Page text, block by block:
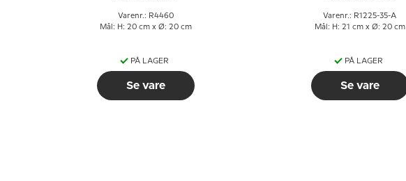
Varenr.: R4460
Mål: H: 20 cm x Ø: 20 cm
PÅ LAGER
Se vare
Varenr.: R1225-35-A
Mål: H: 21 cm x Ø: 20 cm
PÅ LAGER
Se vare